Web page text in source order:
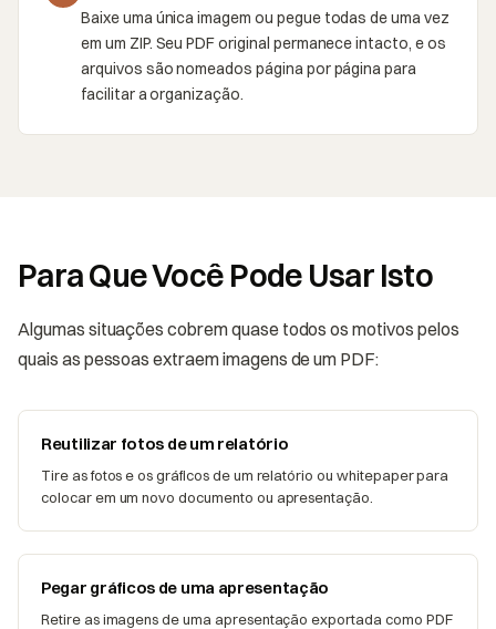
Baixe uma única imagem ou pegue todas de uma vez
em um ZIP. Seu PDF original permanece intacto, e os
arquivos são nomeados página por página para
facilitar a organização.
Para Que Você Pode Usar Isto
Algumas situações cobrem quase todos os motivos pelos
quais as pessoas extraem imagens de um PDF:
Reutilizar fotos de um relatório
Tire as fotos e os gráficos de um relatório ou whitepaper para
colocar em um novo documento ou apresentação.
Pegar gráficos de uma apresentação
Retire as imagens de uma apresentação exportada como PDF